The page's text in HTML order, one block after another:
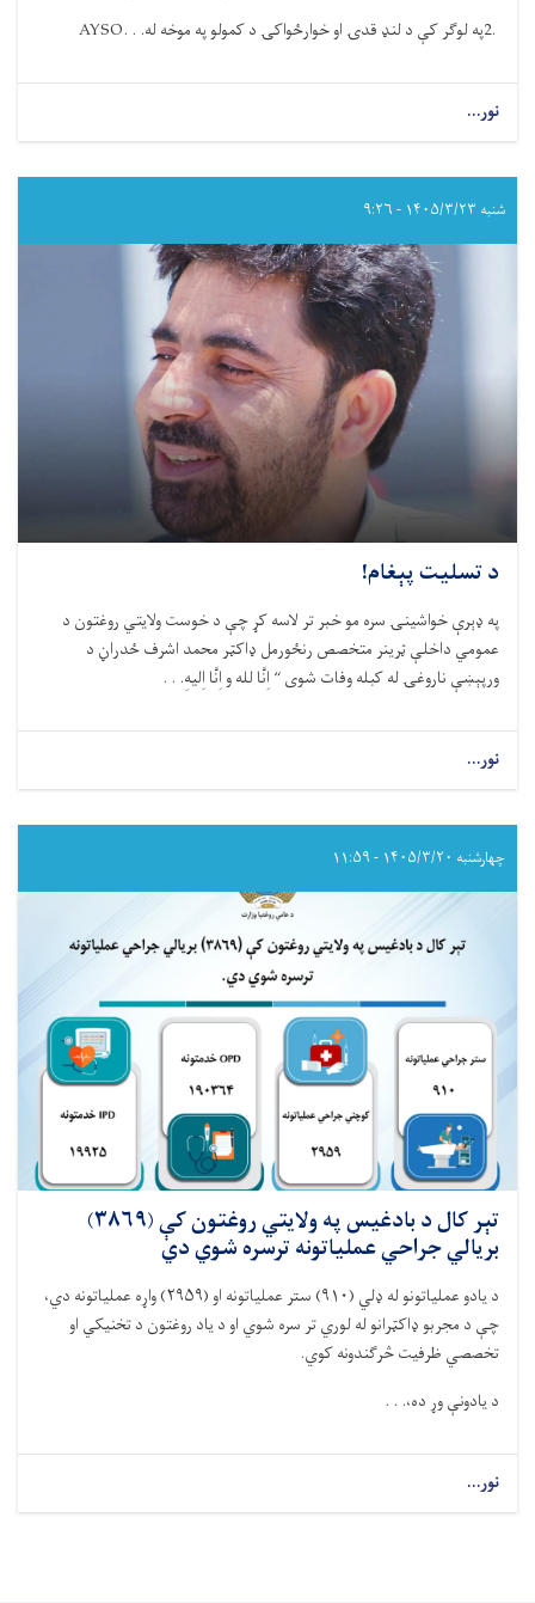
2.په لوګر کې د لنډ قدۍ او خوارځواکۍ د کمولو په موخه لهAYSO. . .
نور...
د
روغتیا
وزارت
دوشنبې
ورځې
شنبه ۱۴۰۵/۳/۲۳ - ۹:۲۶
د تسلیت پېغام!
په ډېرې خواشینۍ سره مو خبر تر لاسه کړ چې د خوست ولایتي روغتون د
عمومي داخلې ټرینر متخصص رنځورمل ډاکټر محمد اشرف ځدراڼ د
ورپېښې ناروغۍ له کبله وفات شوی “ اِنَّا لله و اِنَّا اِلیهِ. . .
نور...
د
پېغام!
چهارشنبه ۱۴۰۵/۳/۲۰ - ۱۱:۵۹
تېر کال د بادغیس په ولایتي روغتون کې (۳۸۶۹)
بریالي جراحي عملیاتونه ترسره شوي دي
د یادو عملیاتونو له ډلي (۹۱۰) ستر عملیاتونه او (۲۹۵۹) واړه عملیاتونه دي،
چې د مجربو ډاکټرانو له لوري تر سره شوي او د یاد روغتون د تخنیکي او
تخصصي ظرفیت څرګندونه کوي.
د یادونې وړ ده،. . .
نور...
تېر